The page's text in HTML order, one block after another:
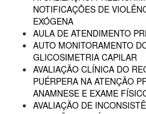
NOTIFICAÇÕES DE
EXÓGENA
AULA DE ATENDIMENTO
AUTO MONITORAMENTO
GLICOSIMETRIA CAPILAR
AVALIAÇÃO CLÍNICA DO
PUÉRPERA NA ATENÇÃO
ANAMNESE E EXAME
AVALIAÇÃO DE